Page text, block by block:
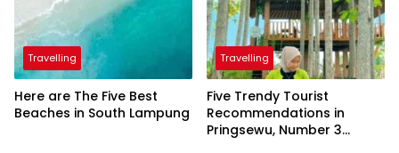
Travelling
Here are The Five Best
Beaches in South Lampung
Travelling
Five Trendy Tourist
Recommendations in
Pringsewu, Number 3